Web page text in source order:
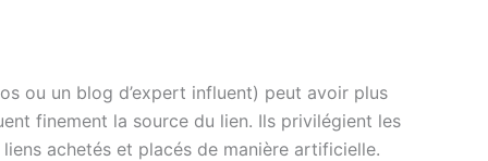
ou un blog d’expert influent) peut avoir plus
finement la source du lien. Ils privilégient les
achetés et placés de manière artificielle.